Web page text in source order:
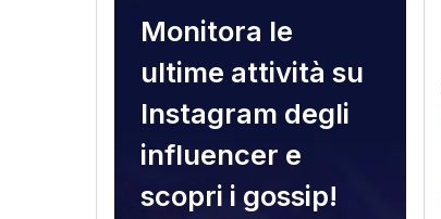
Monitora le
ultime attività su
Instagram degli
influencer e
scopri i gossip!